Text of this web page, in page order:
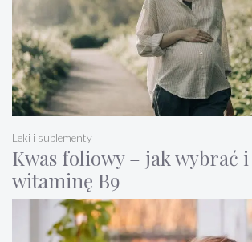
Kwas foliowy – jak wybrać i
witaminę B9
Leki i suplementy